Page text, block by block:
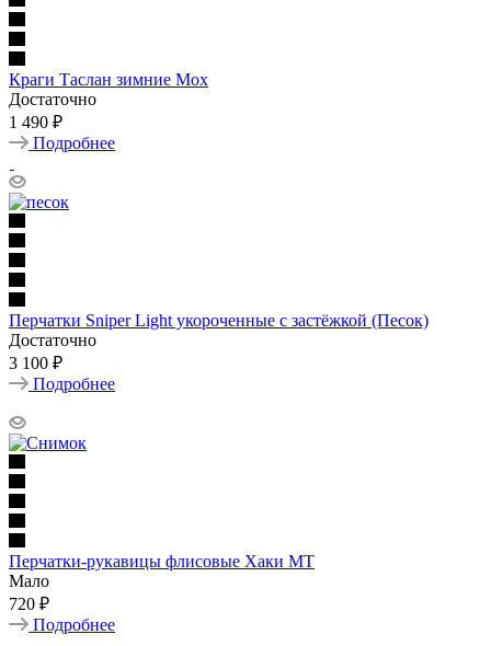
Краги Таслан зимние Мох
Достаточно
1 490 ₽
Подробнее
Перчатки Sniper Light укороченные с застёжкой (Песок)
Достаточно
3 100 ₽
Подробнее
Перчатки-рукавицы флисовые Хаки МТ
Мало
720 ₽
Подробнее